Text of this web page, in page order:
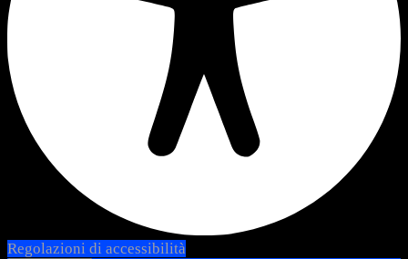
Regolazioni di accessibilità